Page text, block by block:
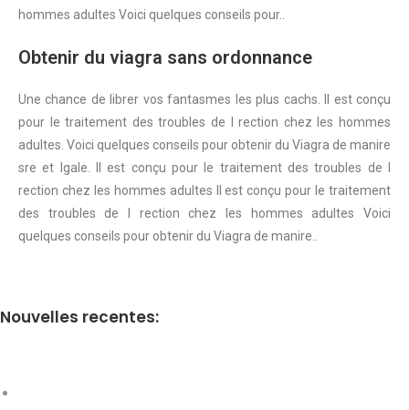
hommes adultes Voici quelques conseils pour..
Obtenir du viagra sans ordonnance
Une chance de librer vos fantasmes les plus cachs. Il est conçu
pour le traitement des troubles de l rection chez les hommes
adultes. Voici quelques conseils pour obtenir du Viagra de manire
sre et lgale. Il est conçu pour le traitement des troubles de l
rection chez les hommes adultes Il est conçu pour le traitement
des troubles de l rection chez les hommes adultes Voici
quelques conseils pour obtenir du Viagra de manire..
Nouvelles recentes: